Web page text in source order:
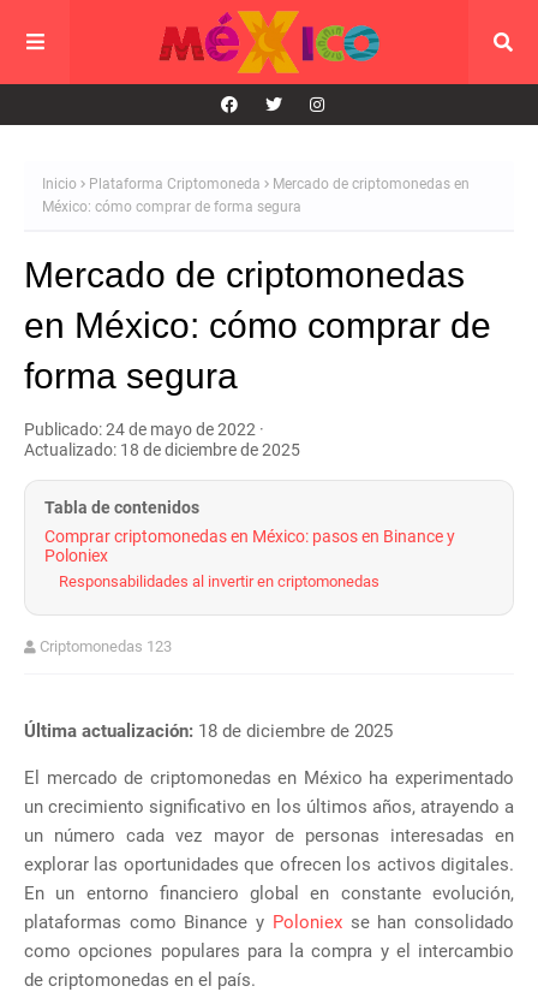
Inicio Plataforma Criptomoneda
Mercado de criptomonedas en
México: cómo comprar de forma segura
Mercado de criptomonedas
en México: cómo comprar de
forma segura
Publicado: 24 de mayo de 2022 ·
Actualizado: 18 de diciembre de 2025
Tabla de contenidos
Comprar criptomonedas en México: pasos en Binance y
Poloniex
Responsabilidades al invertir en criptomonedas
Criptomonedas 123
Última actualización: 18 de diciembre de 2025
El mercado de criptomonedas en México ha experimentado
un crecimiento significativo en los últimos años, atrayendo a
un número cada vez mayor de personas interesadas en
explorar las oportunidades que ofrecen los activos digitales.
En un entorno financiero global en constante evolución,
plataformas como Binance y Poloniex se han consolidado
como opciones populares para la compra y el intercambio
de criptomonedas en el país.